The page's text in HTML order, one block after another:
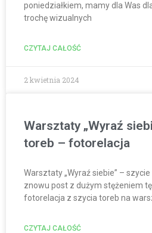
poniedziałkiem, mamy dla Was
trochę wizualnych
CZYTAJ CAŁOŚĆ
2 kwietnia 2024
Warsztaty „Wyraź
toreb – fotorelacja
Warsztaty „Wyraź siebie” –
znowu post z dużym stężeniem
fotorelacja z szycia toreb na
CZYTAJ CAŁOŚĆ